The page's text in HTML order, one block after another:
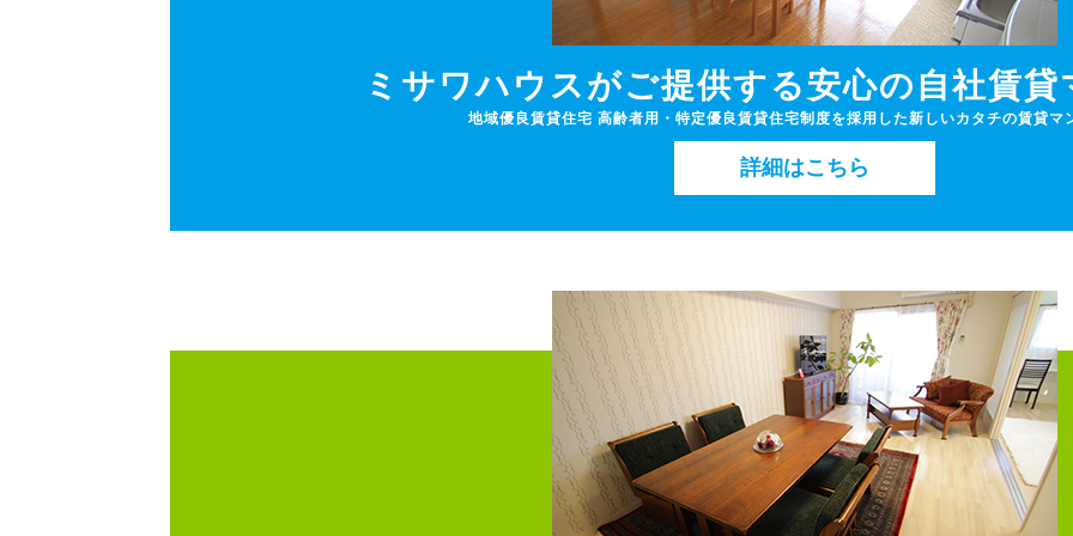
ミサワハウスがご提供する安心の自社賃貸
地域優良賃貸住宅 高齢者用・特定優良賃貸住宅制度を採用した新しいカタチの賃貸
詳細はこちら